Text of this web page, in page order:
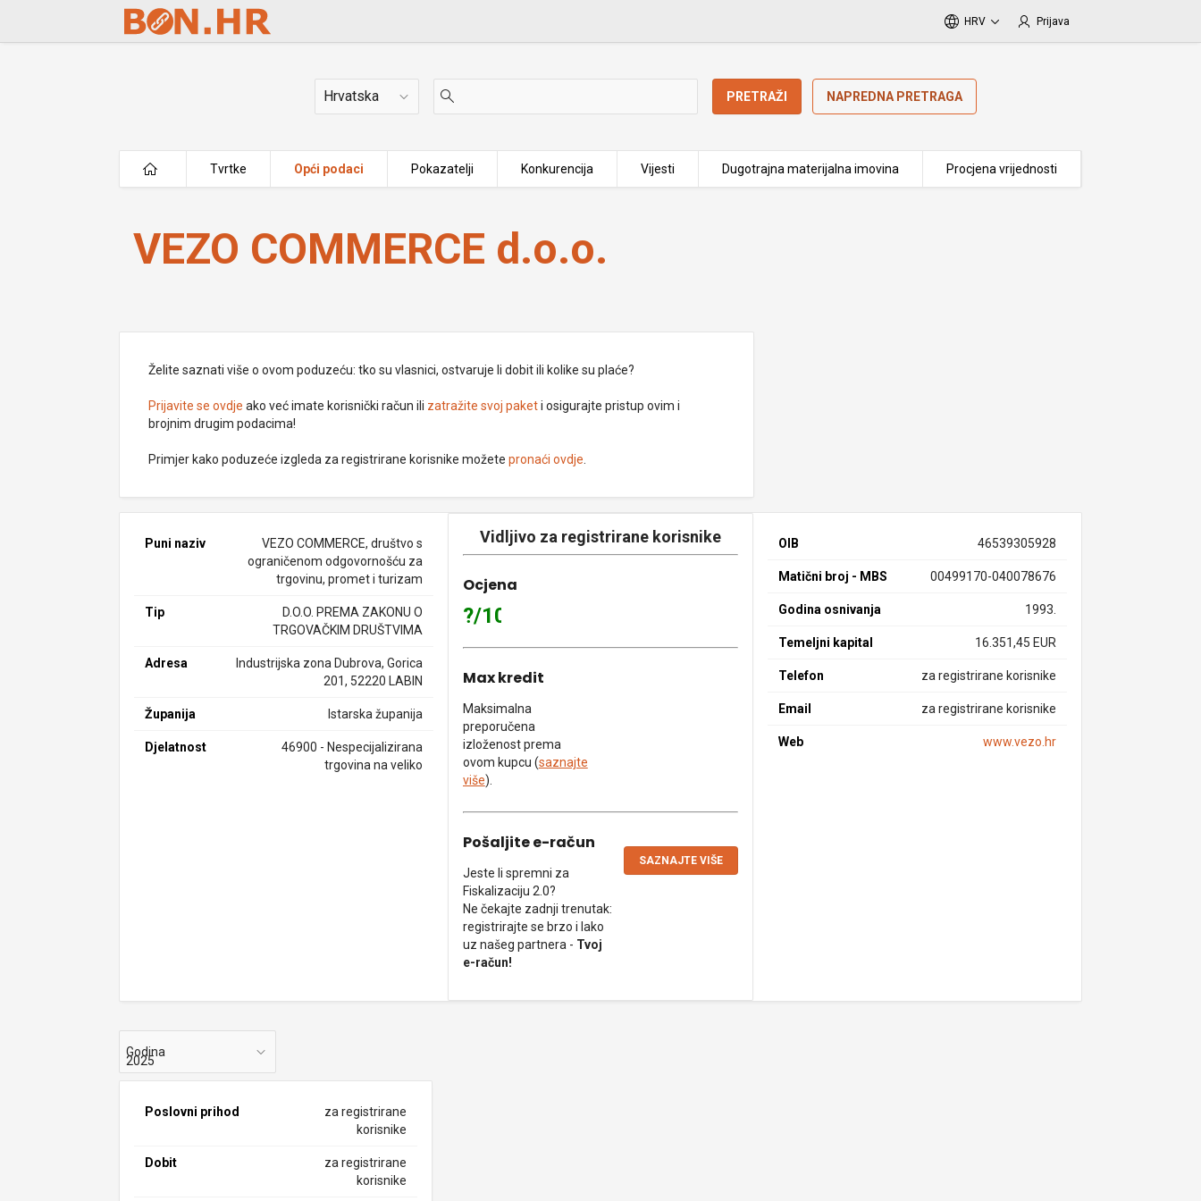
Skip to Main Content
HRV Prijava
Država PRETRAŽI NAPREDNA PRETRAGA
Tvrtke Opći podaci Pokazatelji Konkurencija Vijesti Dugotrajna materijalna imovina Procjena vrijednosti
VEZO COMMERCE d.o.o.
VEZO COMMERCE d.o.o.
Želite saznati više o ovom poduzeću: tko su vlasnici, ostvaruje li dobit ili kolike su plaće?
Prijavite se ovdje ako već imate korisnički račun ili zatražite svoj paketi osigurajte pristup ovim i
brojnim drugim podacima!
Primjer kako poduzeće izgleda za registrirane korisnike možetepronaći ovdje
Puni naziv
VEZO COMMERCE, društvo s
ograničenom odgovornošću za
trgovinu, promet i turizam
Tip
D.O.O. PREMA ZAKONU O
TRGOVAČKIM DRUŠTVIMA
Adresa
Industrijska zona Dubrova, Gorica
201, 52220 LABIN
Županija Istarska županija
Djelatnost
46900 - Nespecijalizirana
trgovina na veliko
Vidljivo za registrirane korisnike
Ocjena
?/10
Max kredit
Maksimalna
preporučena
izloženost prema
ovom kupcu (saznajte
više).
Pošaljite e-račun
Jeste li spremni za
Fiskalizaciju 2.0?
Ne čekajte zadnji trenutak:
registrirajte se brzo i lako
uz našeg partnera - Tvoj
e-račun!
SAZNAJTE VIŠE
OIB 46539305928
Matični broj - MBS 00499170-040078676
Godina osnivanja 1993.
Temeljni kapital 16.351,45 EUR
Telefon za registrirane korisnike
Email za registrirane korisnike
Web www.vezo.hr
Godina
Poslovni prihod
za registrirane
korisnike
Dobit
za registrirane
korisnike